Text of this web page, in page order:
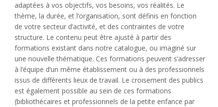
adaptées à vos objectifs, vos besoins, vos réalités. Le
thème, la durée, et l’organisation, sont définis en fonction
de votre secteur d’activité, et des contraintes de votre
structure. Le contenu peut être ajusté à partir des
formations existant dans notre catalogue, ou imaginé sur
une nouvelle thématique. Ces formations peuvent s’adresser
à l’équipe d’un même établissement ou à des professionnels
issus de différents lieux de travail. Le croisement des publics
est également possible au sein de ces formations
(bibliothécaires et professionnels de la petite enfance par